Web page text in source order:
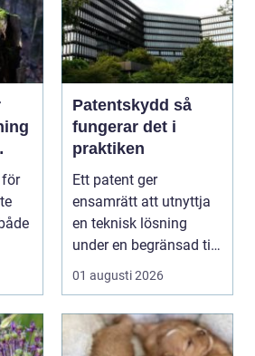
Patentskydd så
fungerar det i
praktiken
Ett patent ger
ensamrätt att utnyttja
en teknisk lösning
under en begränsad tid,
oftast 20 år. Rätt ...
01 augusti 2026